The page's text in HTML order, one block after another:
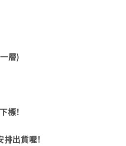
層)
標！
出貨喔！